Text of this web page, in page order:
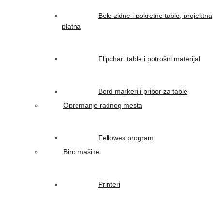
Bele zidne i pokretne table, projektna
platna
Flipchart table i potrošni materijal
Bord markeri i pribor za table
Opremanje radnog mesta
Fellowes program
Biro mašine
Printeri